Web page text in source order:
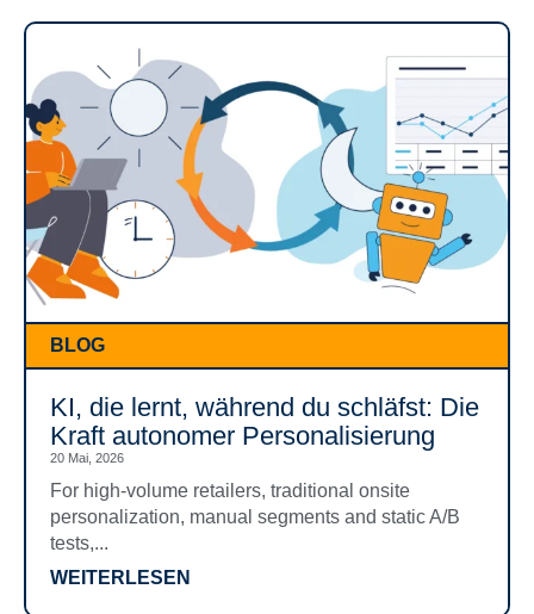
BLOG
KI, die lernt, während du schläfst: Die
Kraft autonomer Personalisierung
20 Mai, 2026
For high-volume retailers, traditional onsite
personalization, manual segments and static A/B
tests,...
WEITERLESEN